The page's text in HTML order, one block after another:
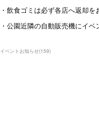
・飲食ゴミは必ず各店へ返却を
・公園近隣の自動販売機にイ
イベントお知らせ(159)